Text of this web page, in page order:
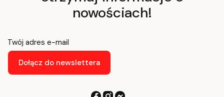
nowościach!
Twój adres e-mail
Dołącz do newslettera